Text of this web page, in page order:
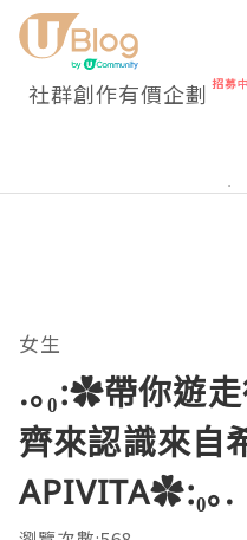
社群創作有價企劃
女生
.｡₀:✿帶你遊
齊來認識來自
APIVITA✿:₀｡.